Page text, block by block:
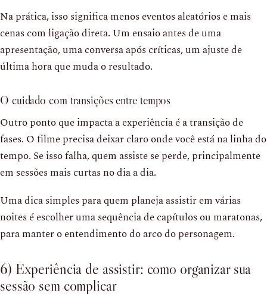
Na prática, isso significa menos eventos aleatórios e mais
cenas com ligação direta. Um ensaio antes de uma
apresentação, uma conversa após críticas, um ajuste de
última hora que muda o resultado.
O cuidado com transições entre tempos
Outro ponto que impacta a experiência é a transição de
fases. O filme precisa deixar claro onde você está na linha do
tempo. Se isso falha, quem assiste se perde, principalmente
em sessões mais curtas no dia a dia.
Uma dica simples para quem planeja assistir em várias
noites é escolher uma sequência de capítulos ou maratonas,
para manter o entendimento do arco do personagem.
6) Experiência de assistir: como organizar sua
sessão sem complicar